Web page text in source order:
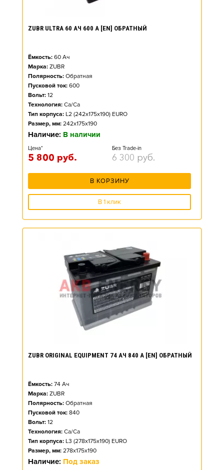
ZUBR ULTRA 60 АЧ 600 А [EN] ОБРАТНЫЙ
Ёмкость: 60 Ач
Марка: ZUBR
Полярность: Обратная
Пусковой ток: 600
Вольт: 12
Технология: Ca/Ca
Тип корпуса: L2 (242x175x190) EURO
Размер, мм: 242x175x190
Наличие: В наличии
Цена*
5 800 руб.
Без Trade-in
6 300 руб.
В КОРЗИНУ
В 1 клик
ZUBR ORIGINAL EQUIPMENT 74 АЧ 840 А [EN] ОБРАТНЫЙ
Ёмкость: 74 Ач
Марка: ZUBR
Полярность: Обратная
Пусковой ток: 840
Вольт: 12
Технология: Ca/Ca
Тип корпуса: L3 (278x175x190) EURO
Размер, мм: 278x175x190
Наличие: Под заказ